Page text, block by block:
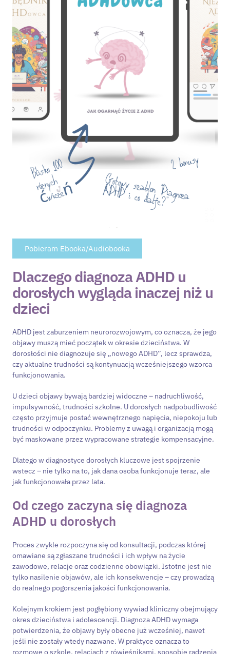
Pobieram Ebooka/Audiobooka
Dlaczego diagnoza ADHD u
dorosłych wygląda inaczej niż u
dzieci
ADHD jest zaburzeniem neurorozwojowym, co oznacza, że jego
objawy muszą mieć początek w okresie dzieciństwa. W
dorosłości nie diagnozuje się „nowego ADHD”, lecz sprawdza,
czy aktualne trudności są kontynuacją wcześniejszego wzorca
funkcjonowania.
U dzieci objawy bywają bardziej widoczne – nadruchliwość,
impulsywność, trudności szkolne. U dorosłych nadpobudliwość
często przyjmuje postać wewnętrznego napięcia, niepokoju lub
trudności w odpoczynku. Problemy z uwagą i organizacją mogą
być maskowane przez wypracowane strategie kompensacyjne.
Dlatego w diagnostyce dorosłych kluczowe jest spojrzenie
wstecz – nie tylko na to, jak dana osoba funkcjonuje teraz, ale
jak funkcjonowała przez lata.
Od czego zaczyna się diagnoza
ADHD u dorosłych
Proces zwykle rozpoczyna się od konsultacji, podczas której
omawiane są zgłaszane trudności i ich wpływ na życie
zawodowe, relacje oraz codzienne obowiązki. Istotne jest nie
tylko nasilenie objawów, ale ich konsekwencje – czy prowadzą
do realnego pogorszenia jakości funkcjonowania.
Kolejnym krokiem jest pogłębiony wywiad kliniczny obejmujący
okres dzieciństwa i adolescencji. Diagnoza ADHD wymaga
potwierdzenia, że objawy były obecne już wcześniej, nawet
jeśli nie zostały wtedy nazwane. W praktyce oznacza to
rozmowę o szkole, relacjach z rówieśnikami, sposobie radzenia